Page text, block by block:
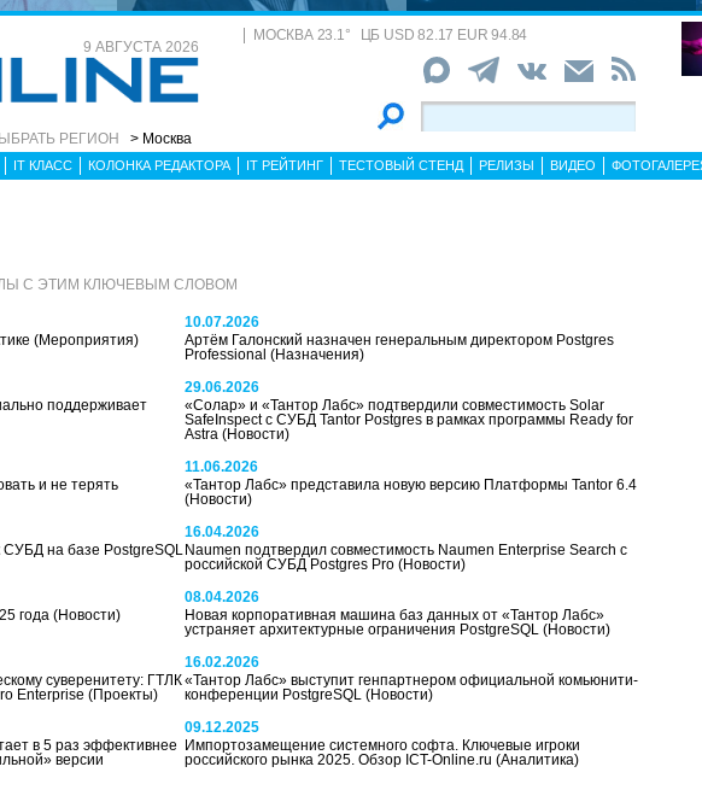
9 АВГУСТА 2026
РЕГИОН > Москва
МОСКВА 23.1° ЦБ USD 82.17 EUR 94.84
IT КЛАСС КОЛОНКА РЕДАКТОРА IT РЕЙТИНГ ТЕСТОВЫЙ СТЕНД РЕЛИЗЫ ВИДЕО
С ЭТИМ КЛЮЧЕВЫМ СЛОВОМ
(Мероприятия)
10.07.2026
Артём Галонский назначен генеральным директором Postgres
Professional (Назначения)
поддерживает
29.06.2026
«Солар» и «Тантор Лабс» подтвердили совместимость Solar
SafeInspect с СУБД Tantor Postgres в рамках программы Ready for
Astra (Новости)
и не терять
11.06.2026
«Тантор Лабс» представила новую версию Платформы Tantor 6.4
(Новости)
на базе PostgreSQL
16.04.2026
Naumen подтвердил совместимость Naumen Enterprise Search с
российской СУБД Postgres Pro (Новости)
года (Новости)
08.04.2026
Новая корпоративная машина баз данных от «Тантор Лабс»
устраняет архитектурные ограничения PostgreSQL (Новости)
суверенитету: ГТЛК
Enterprise (Проекты)
16.02.2026
«Тантор Лабс» выступит генпартнером официальной комьюнити-
конференции PostgreSQL (Новости)
в 5 раз эффективнее
версии
09.12.2025
Импортозамещение системного софта. Ключевые игроки
российского рынка 2025. Обзор ICT-Online.ru (Аналитика)